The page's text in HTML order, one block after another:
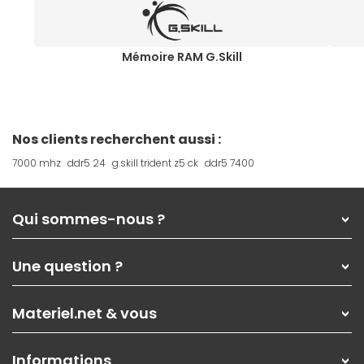
Mémoire RAM G.Skill
Nos clients recherchent aussi :
7000 mhz ddr5 24 g.skill trident z5 ck ddr5 7400
Qui sommes-nous ?
Nos services
Les magasins Materiel.net
Nos solutions pour les pros
Contactez-nous
Une question ?
Paiement, livraison
Garanties,Pack Zen
SAV, demander un retour
Materiel.net & vous